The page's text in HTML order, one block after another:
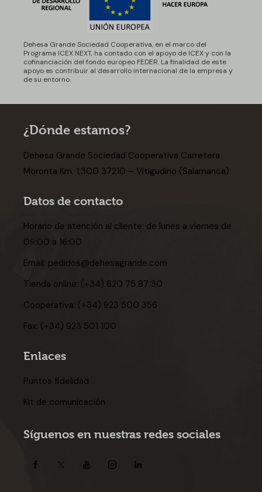
¿Dónde estamos?
Dehesa Grande Sociedad Cooperativa Carretera
Moronta Km. 1,300 37210 – Vitigudino (Salamanca)
Datos de contacto
Horario de atención al cliente: de lunes a viernes de
09:00 a 16:00
Email: pedidos@dehesagrande.com
Tienda online: (+34) 620 75 87 30
Cooperativa: (+34) 923 500 356
Fax: (+34) 923 501 100
Enlaces
Puntos fidelidad
Kit de comunicación
Síguenos en nuestras redes sociales
Dehesa Grande Sociedad Cooperativa, en el marco del
Programa ICEX NEXT, ha contado con el apoyo de ICEX y con la
cofinanciación del fondo europeo FEDER. La finalidad de este
apoyo es contribuir al desarrollo internacional de la empresa y
de su entorno.